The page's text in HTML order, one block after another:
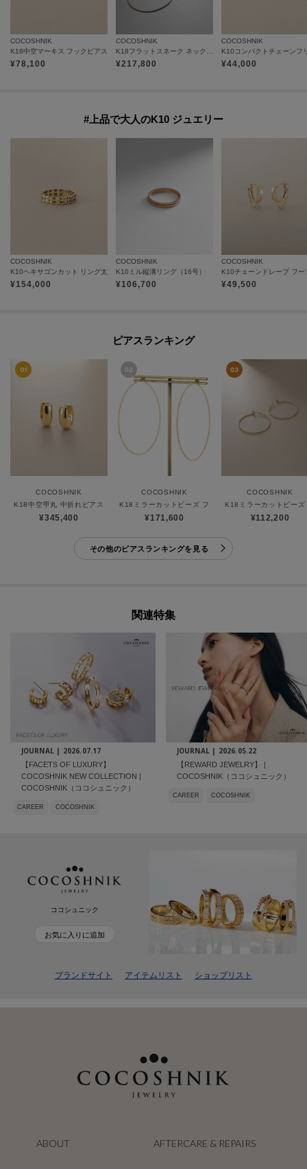
COCOSHNIK
K18中空マーキス フックピアス
¥78,100
COCOSHNIK
¥217,800
COCOSHNIK
¥44,000
#上品で大人のK10 ジュエリー
COCOSHNIK
K10ヘキサゴンカット リング太
¥154,000
COCOSHNIK
K10ミル縦溝リング（16号）
¥106,700
COCOSHNIK
¥49,500
ピアスランキング
COCOSHNIK
K18中空甲丸 中折れピアス
¥345,400
COCOSHNIK
K18ミラーカットビーズ フープピアス（大）
¥171,600
COCOSHNIK
K18ミラーカットビー
¥112,200
その他のピアスランキングを見る
関連特集
JOURNAL | 2026.07.17
【FACETS OF LUXURY】
COCOSHNIK NEW COLLECTION |
COCOSHNIK（ココシュニック）
CAREER COCOSHNIK
JOURNAL | 2026.05.22
【REWARD JEWELRY】 |
COCOSHNIK（ココシュニック）
CAREER COCOSHNIK
ココシュニック
お気に入りに追加
ブランドサイト アイテムリスト ショップリスト
ABOUT AFTERCARE & REPAIRS